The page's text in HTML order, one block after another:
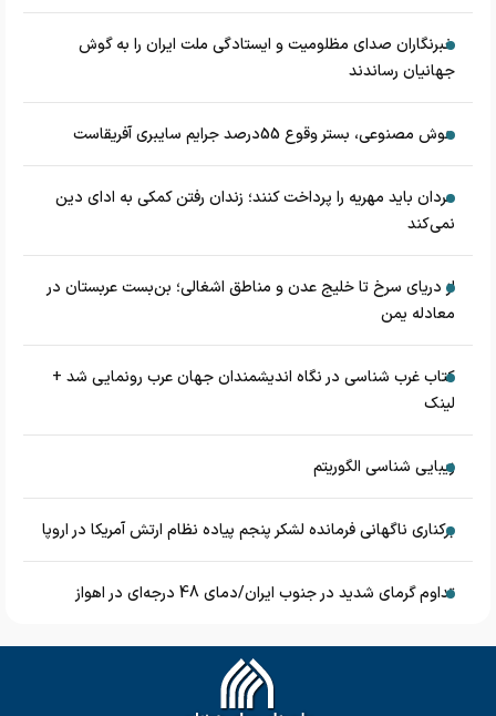
خبرنگاران صدای مظلومیت و ایستادگی ملت ایران را به گوش
جهانیان رساندند
هوش مصنوعی، بستر وقوع 55درصد جرایم سایبری آفریقاست
مردان باید مهریه را پرداخت کنند؛ زندان رفتن کمکی به ادای دین
نمی‌کند
از دریای سرخ تا خلیج عدن و مناطق اشغالی؛ بن‌بست عربستان در
معادله یمن
کتاب غرب شناسی در نگاه اندیشمندان جهان عرب رونمایی شد +
لینک
زیبایی شناسی الگوریتم
برکناری ناگهانی فرمانده لشکر پنجم پیاده‌ نظام ارتش آمریکا در اروپا
تداوم گرمای شدید در جنوب ایران/دمای 48 درجه‌ای در اهواز